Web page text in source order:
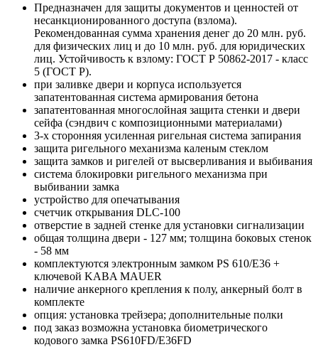
Предназначен для защиты документов и ценностей от
несанкционированного доступа (взлома).
Рекомендованная сумма хранения денег до 20 млн. руб.
для физических лиц и до 10 млн. руб. для юридических
лиц. Устойчивость к взлому: ГОСТ Р 50862-2017 - класс
5 (ГОСТ Р).
при заливке двери и корпуса используется
запатентованная система армирования бетона
запатентованная многослойная защита стенки и двери
сейфа (сэндвич с композиционными материалами)
3-х сторонняя усиленная ригельная система запирания
защита ригельного механизма каленым стеклом
защита замков и ригелей от высверливания и выбивания
система блокировки ригельного механизма при
выбивании замка
устройство для опечатывания
счетчик открывания DLC-100
отверстие в задней стенке для установки сигнализации
общая толщина двери - 127 мм; толщина боковых стенок
- 58 мм
комплектуются электронным замком PS 610/E36 +
ключевой KABA MAUER
наличие анкерного крепления к полу, анкерный болт в
комплекте
опция: установка трейзера; дополнительные полки
под заказ возможна установка биометрического
кодового замка PS610FD/E36FD